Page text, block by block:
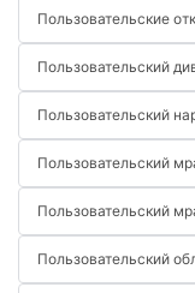
Пользовательские
Пользовательский
Пользовательский
Пользовательский
Пользовательский
Пользовательский